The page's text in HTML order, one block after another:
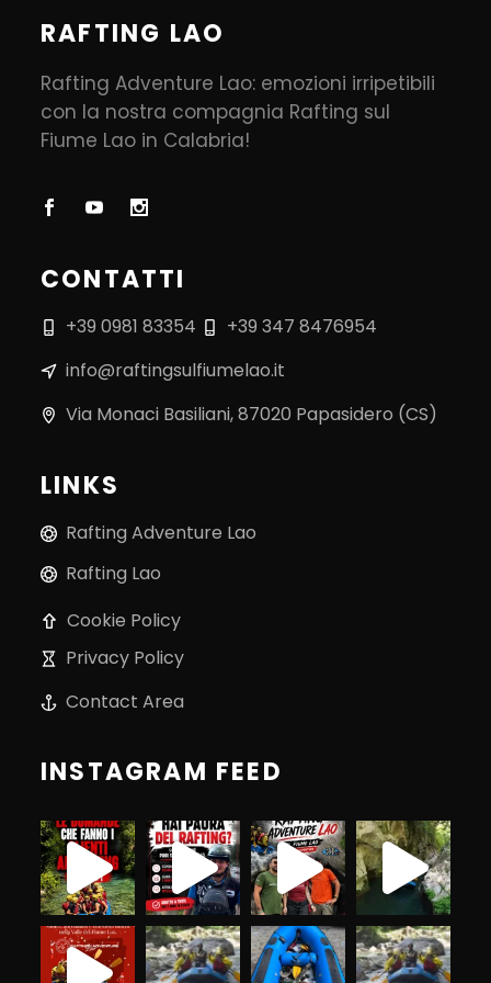
RAFTING LAO
Rafting Adventure Lao: emozioni irripetibili
con la nostra compagnia Rafting sul
Fiume Lao in Calabria!
CONTATTI
+39 0981 83354
+39 347 8476954
info@raftingsulfiumelao.it
Via Monaci Basiliani, 87020 Papasidero (CS)
LINKS
Rafting Adventure Lao
Rafting Lao
Cookie Policy
Privacy Policy
Contact Area
INSTAGRAM FEED